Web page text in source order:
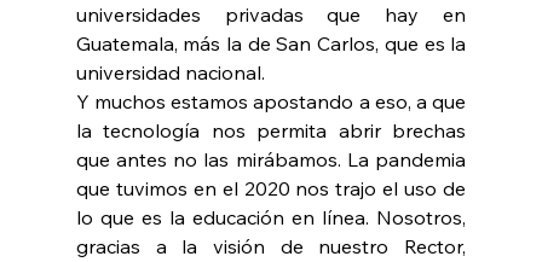
universidades privadas que hay en
Guatemala, más la de San Carlos, que es la
universidad nacional.
Y muchos estamos apostando a eso, a que
la tecnología nos permita abrir brechas
que antes no las mirábamos. La pandemia
que tuvimos en el 2020 nos trajo el uso de
lo que es la educación en línea. Nosotros,
gracias a la visión de nuestro Rector,